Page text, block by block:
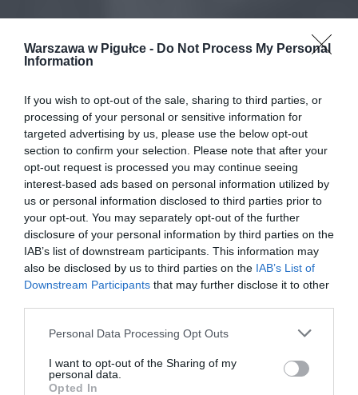
Warszawa w Pigułce - Do Not Process My Personal
Information
If you wish to opt-out of the sale, sharing to third parties, or
processing of your personal or sensitive information for
targeted advertising by us, please use the below opt-out
section to confirm your selection. Please note that after your
opt-out request is processed you may continue seeing
interest-based ads based on personal information utilized by
us or personal information disclosed to third parties prior to
your opt-out. You may separately opt-out of the further
disclosure of your personal information by third parties on the
IAB’s list of downstream participants. This information may
also be disclosed by us to third parties on the IAB’s List of
Downstream Participants that may further disclose it to other
Personal Data Processing Opt Outs
I want to opt-out of the Sharing of my
personal data.
Opted In